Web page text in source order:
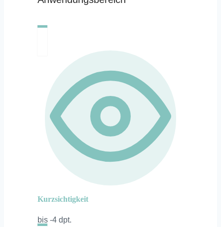
Kurzsichtigkeit
bis -4 dpt.